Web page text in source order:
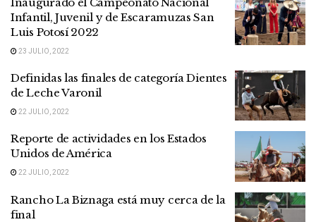
Infantil, Juvenil y de Escaramuzas San
Luis Potosí 2022
23 JULIO, 2022
Definidas las finales de categoría Dientes
de Leche Varonil
22 JULIO, 2022
Reporte de actividades en los Estados
Unidos de América
22 JULIO, 2022
Rancho La Biznaga está muy cerca de la
final